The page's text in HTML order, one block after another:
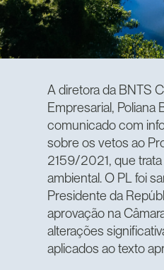
A diretora da BNTS
Empresarial, Poliana
comunicado com
sobre os vetos ao
2159/2021, que
ambiental. O PL foi
Presidente da
aprovação na
alterações
aplicados ao texto